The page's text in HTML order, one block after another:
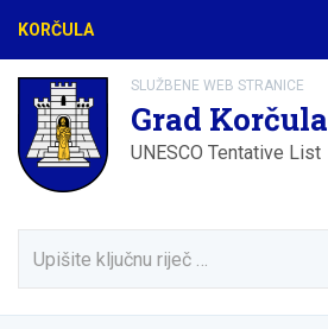
KORČULA
SLUŽBENE WEB STRANICE
Grad Korčula
UNESCO Tentative List